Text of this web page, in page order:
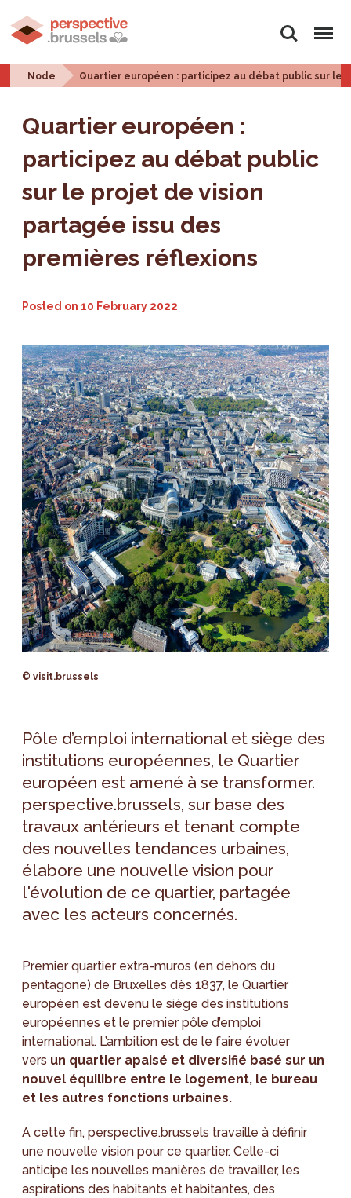
Search Menu
Node Quartier européen : participez au débat public sur le
Quartier européen :
participez au débat public
sur le projet de vision
partagée issu des
premières réflexions
Posted on10 February 2022
© visit.brussels
Pôle d’emploi international et siège des
institutions européennes, le Quartier
européen est amené à se transformer.
perspective.brussels, sur base des
travaux antérieurs et tenant compte
des nouvelles tendances urbaines,
élabore une nouvelle vision pour
l'évolution de ce quartier, partagée
avec les acteurs concernés.
Premier quartier extra-muros (en dehors du
pentagone) de Bruxelles dès 1837, le Quartier
européen est devenu le siège des institutions
européennes et le premier pôle d’emploi
international. L’ambition est de le faire évoluer
vers un quartier apaisé et diversifié basé sur un
nouvel équilibre entre le logement, le bureau
et les autres fonctions urbaines.
A cette fin, perspective.brussels travaille à définir
une nouvelle vision pour ce quartier. Celle-ci
anticipe les nouvelles manières de travailler, les
aspirations des habitants et habitantes, des